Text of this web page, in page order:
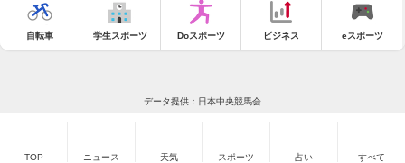
自転車 学生スポーツ Doスポーツ ビジネス eスポーツ
データ提供：日本中央競馬会
TOP ニュース 天気 スポーツ 占い すべて